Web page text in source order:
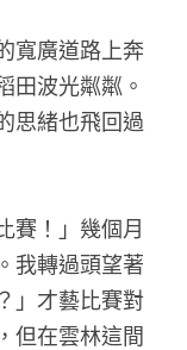
寬廣道路上奔
田波光粼粼。
思緒也飛回過
賽！」幾個月
我轉過頭望著
」才藝比賽對
但在雲林這間